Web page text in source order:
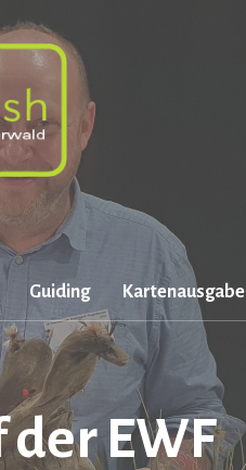
Guiding Kartenausgabe
EWF